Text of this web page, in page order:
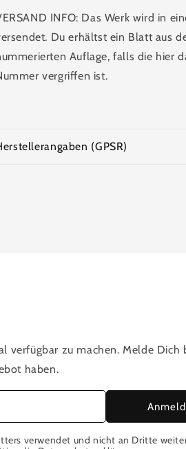
INFO: Das Werk wird in
Du erhältst ein Blatt aus
Auflage, falls die hier
vergriffen ist.
(GPSR)
verfügbar zu machen. Melde Dich
haben.
verwendet und nicht an Dritte